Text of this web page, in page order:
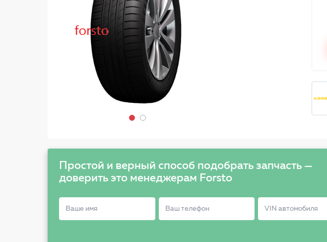
Простой и верный способ подобрать запчасть —
доверить это менеджерам Forsto